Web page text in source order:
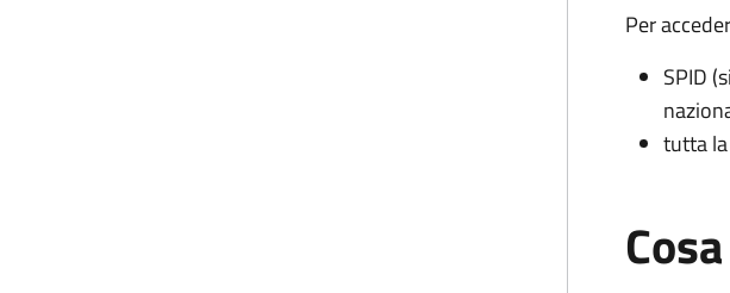
Per
SPID
tutta